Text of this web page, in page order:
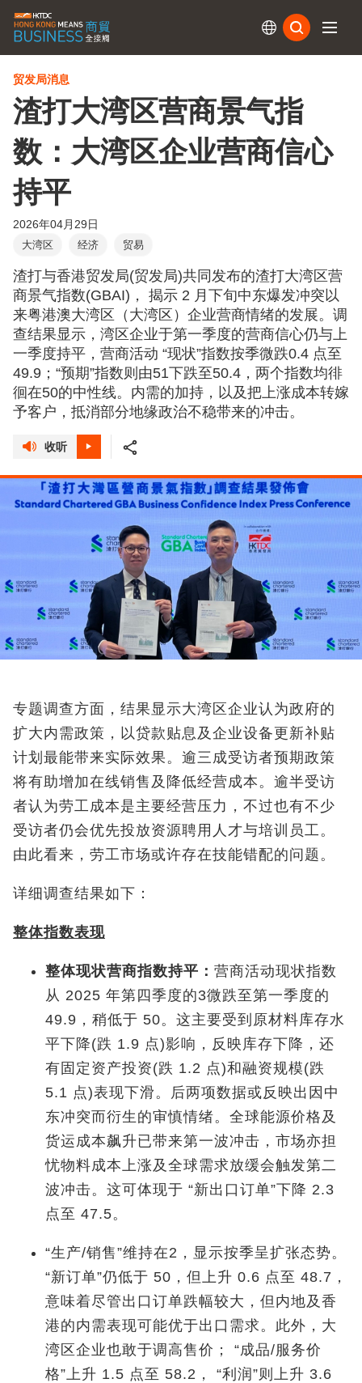
贸发局消息
渣打大湾区营商景气指
数：大湾区企业营商信心
持平
2026年04月29日
大湾区 经济 贸易
渣打与香港贸发局(贸发局)共同发布的渣打大湾区营
商景气指数(GBAI)， 揭示 2 月下旬中东爆发冲突以
来粤港澳大湾区（大湾区）企业营商情绪的发展。调
查结果显示，湾区企业于第一季度的营商信心仍与上
一季度持平，营商活动 “现状”指数按季微跌0.4 点至
49.9；“预期”指数则由51下跌至50.4，两个指数均徘
徊在50的中性线。内需的加持，以及把上涨成本转嫁
予客户，抵消部分地缘政治不稳带来的冲击。
收听
专题调查方面，结果显示大湾区企业认为政府的
扩大内需政策，以贷款贴息及企业设备更新补贴
计划最能带来实际效果。逾三成受访者预期政策
将有助增加在线销售及降低经营成本。逾半受访
者认为劳工成本是主要经营压力，不过也有不少
受访者仍会优先投放资源聘用人才与培训员工。
由此看来，劳工市场或许存在技能错配的问题。
详细调查结果如下：
整体指数表现
整体现状营商指数持平： 营商活动现状指数
从 2025 年第四季度的3微跌至第一季度的
49.9，稍低于 50。这主要受到原材料库存水
平下降(跌 1.9 点)影响，反映库存下降，还
有固定资产投资(跌 1.2 点)和融资规模(跌
5.1 点)表现下滑。后两项数据或反映出因中
东冲突而衍生的审慎情绪。全球能源价格及
货运成本飙升已带来第一波冲击，市场亦担
忧物料成本上涨及全球需求放缓会触发第二
波冲击。这可体现于 “新出口订单”下降 2.3
点至 47.5。
“生产/销售”维持在2，显示按季呈扩张态势。
“新订单”仍低于 50，但上升 0.6 点至 48.7，
意味着尽管出口订单跌幅较大，但内地及香
港的内需表现可能优于出口需求。此外，大
湾区企业也敢于调高售价； “成品/服务价
格”上升 1.5 点至 58.2， “利润”则上升 3.6